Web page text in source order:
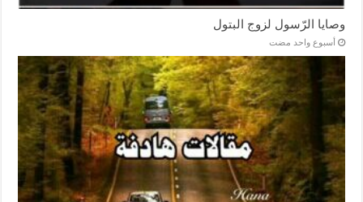
وصايا الرّسول لزوج البتول
‏أسبوع واحد مضت